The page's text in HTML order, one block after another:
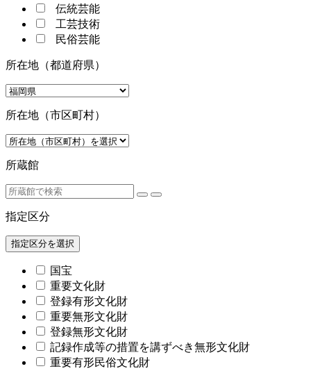
伝統芸能
工芸技術
民俗芸能
所在地（都道府県）
所在地（市区町村）
所蔵館
指定区分
指定区分を選択
国宝
重要文化財
登録有形文化財
重要無形文化財
登録無形文化財
記録作成等の措置を講ずべき無形文化財
重要有形民俗文化財